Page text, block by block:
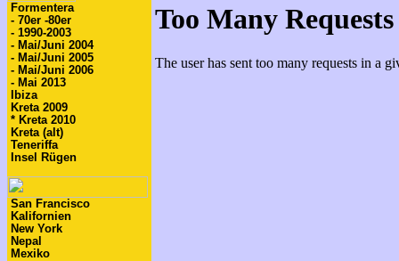
Formentera
- 70er -80er
- 1990-2003
- Mai/Juni 2004
- Mai/Juni 2005
- Mai/Juni 2006
- Mai 2013
Ibiza
Kreta 2009
* Kreta 2010
Kreta (alt)
Teneriffa
Insel Rügen
San Francisco
Kalifornien
New York
Nepal
Mexiko